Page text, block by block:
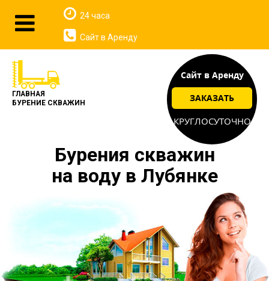
ГЛАВНАЯ
БУРЕНИЕ СКВАЖИН
Бурения скважин
на воду в Лубянке
Сайт в Аренду
ЗАКАЗАТЬ
КРУГЛОСУТОЧНО
24 часа
Сайт в Аренду